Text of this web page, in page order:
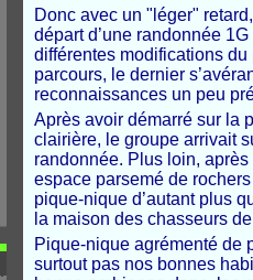
Donc avec un "léger"
départ d’une randonnée
différentes modifications
parcours, le dernier
reconnaissances un peu
Après avoir démarré sur la
clairière, le groupe arrivait
randonnée. Plus loin,
espace parsemé de
pique-nique d’autant plus
la maison des chasseurs
Pique-nique agrémenté de
surtout pas nos bonnes